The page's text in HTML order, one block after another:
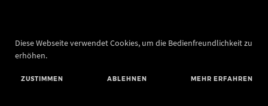
Diese Webseite verwendet Cookies, um die Bedienfreundlichkeit zu
erhöhen.
ZUSTIMMEN ABLEHNEN MEHR ERFAHREN